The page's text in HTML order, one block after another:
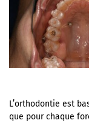
L’orthodontie est
que pour chaque